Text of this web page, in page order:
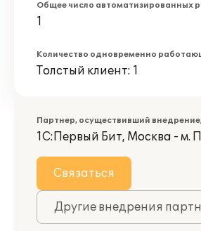
Общее число автоматизированных
1
Количество одновременно
Толстый клиент: 1
Партнер, осуществивший
1С:Первый Бит, Москва - м.
Связаться
Другие внедрения